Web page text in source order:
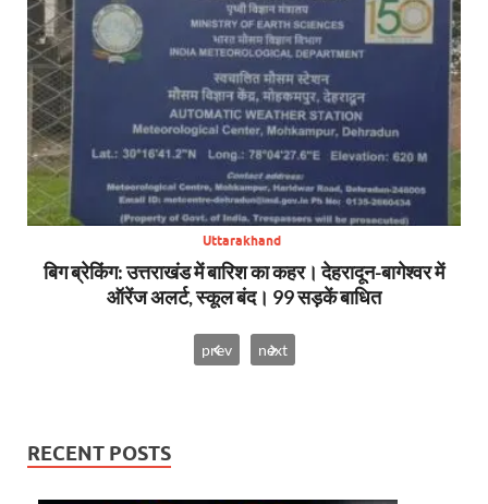
Uttarakhand
बिग ब्रेकिंग: उत्तराखंड में बारिश का कहर। देहरादून-बागेश्वर में
ऑरेंज अलर्ट, स्कूल बंद। 99 सड़कें बाधित
prev next
RECENT POSTS